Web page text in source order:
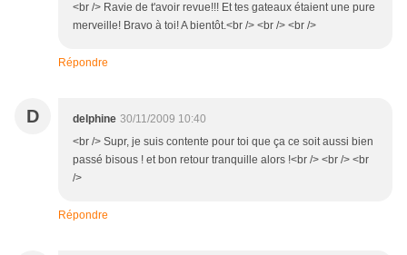
<br /> Ravie de t'avoir revue!!! Et tes gateaux étaient une pure
merveille! Bravo à toi! A bientôt.<br /> <br /> <br />
Répondre
D delphine 30/11/2009 10:40
<br /> Supr, je suis contente pour toi que ça ce soit aussi bien
passé bisous ! et bon retour tranquille alors !<br /> <br /> <br
/>
Répondre